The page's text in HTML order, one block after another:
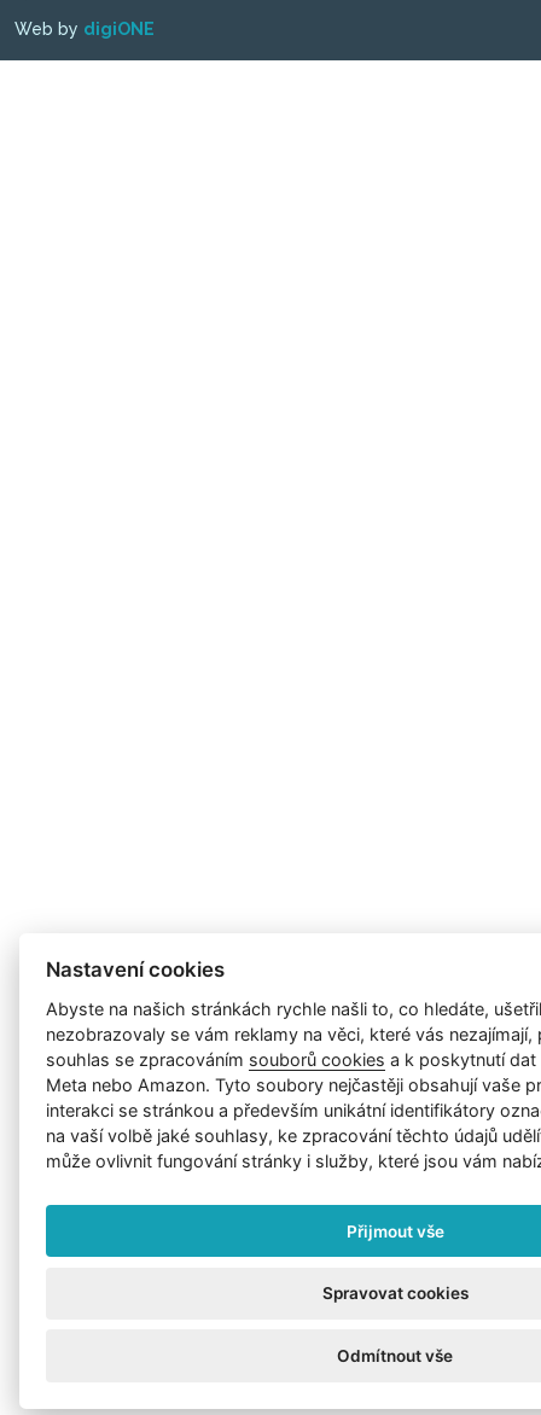
Web by digiONE
Nastavení cookies
Abyste na našich stránkách rychle našli to, co hledáte,
nezobrazovaly se vám reklamy na věci, které vás
souhlas se zpracováním souborů cookies a k poskytnutí
Meta nebo Amazon. Tyto soubory nejčastěji obsahují vaše
interakci se stránkou a především unikátní identifikátory
na vaší volbě jaké souhlasy, ke zpracování těchto údajů
může ovlivnit fungování stránky i služby, které jsou vám
Přijmout vše
Spravovat cookies
Odmítnout vše